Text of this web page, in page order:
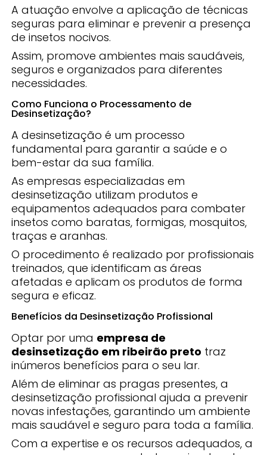
A atuação envolve a aplicação de técnicas
seguras para eliminar e prevenir a presença
de insetos nocivos.
Assim, promove ambientes mais saudáveis,
seguros e organizados para diferentes
necessidades.
Como Funciona o Processamento de
Desinsetização?
A desinsetização é um processo
fundamental para garantir a saúde e o
bem-estar da sua família.
As empresas especializadas em
desinsetização utilizam produtos e
equipamentos adequados para combater
insetos como baratas, formigas, mosquitos,
traças e aranhas.
O procedimento é realizado por profissionais
treinados, que identificam as áreas
afetadas e aplicam os produtos de forma
segura e eficaz.
Benefícios da Desinsetização Profissional
Optar por uma empresa de
desinsetização em ribeirão preto traz
inúmeros benefícios para o seu lar.
Além de eliminar as pragas presentes, a
desinsetização profissional ajuda a prevenir
novas infestações, garantindo um ambiente
mais saudável e seguro para toda a família.
Com a expertise e os recursos adequados, a